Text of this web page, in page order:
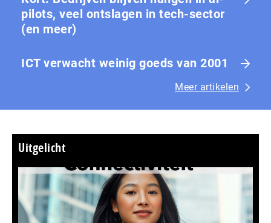
pilots, veel ontslagen in tech-sector
(en meer)
ICT verwacht weinig goeds van 2001
Meer artikelen
Uitgelicht